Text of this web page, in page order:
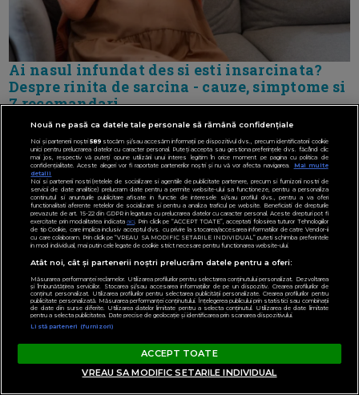
Ai nasul infundat des si esti insarcinata?
Despre rinita de sarcina - cauze, simptome si
7 recomandari
Nouă ne pasă ca datele tale personale să rămână confidențiale
Noi și partenerii noștri589stocăm și/sau accesăm informații pe dispozitivul dvs., precum identificatorii cookie
unici pentru prelucrarea datelor cu caracter personal. Puteți accepta sau gestiona preferințele dvs. făcând clic
mai jos, respectiv vă puteți opune utilizării unui interes legitim în orice moment pe pagina cu politica de
confidențialitate. Aceste alegeri vor fi raportate partenerilor noștri și nu vă vor afecta navigarea.
Mai multe
detalii
Noi si partenerii nostri (retelele de socializare si agentiile de publicitate partenere, precum si furnizorii nostri de
servicii de date analitice) prelucram date pentru a permite website-ului sa functioneze, pentru a personaliza
continutul si anunturile publicitare afisate in functie de interesele si/sau profilul dvs., pentru a va oferi
functionalitati aferente retelelor de socializare si pentru a analiza traficul pe website. Beneficiati de drepturile
prevazute de art. 15-22 din GDPR in legatura cu prelucrarea datelor cu caracter personal. Aceste drepturi pot fi
exercitate prin modalitatea indicataaici. Prin click pe “ACCEPT TOATE”, acceptati folosirea tuturor Tehnologiilor
de tip Cookie, care implica inclusiv acceptul dvs. cu privire la stocarea/accesarea informatiilor de catre Vendor-ii
cu care colaboram. Prin click pe “VREAU SA MODIFIC SETARILE INDIVIDUAL” puteti schimba preferintele
in mod individual, mai putin cele legate de cookie strict necesare pentru functionarea website-ului.
Atât noi, cât și partenerii noștri prelucrăm datele pentru a oferi:
Măsurarea performanței reclamelor. Utilizarea profilurilor pentru selectarea conținutului personalizat. Dezvoltarea
și îmbunătățirea serviciilor. Stocarea și/sau accesarea informațiilor de pe un dispozitiv. Crearea profilurilor de
conținut personalizat. Utilizarea profilurilor pentru selectarea publicității personalizate. Crearea profilurilor pentru
publicitate personalizată. Măsurarea performanței conținutului. Înțelegerea publicului prin statistici sau combinații
de date din surse diferite. Utilizarea datelor limitate pentru a selecta conținutul. Utilizarea de date limitate
pentru a selecta publicitatea. Date precise de geolocație și identificarea prin scanarea dispozitivului.
Listă parteneri (furnizori)
ACCEPT TOATE
VREAU SA MODIFIC SETARILE INDIVIDUAL